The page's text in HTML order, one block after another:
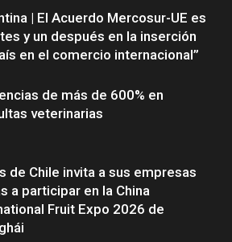
| El Acuerdo Mercosur-UE es
y un después en la inserción
en el comercio internacional”
de más de 600% en
veterinarias
de Chile invita a sus empresas
a participar en la China
Fruit Expo 2026 de